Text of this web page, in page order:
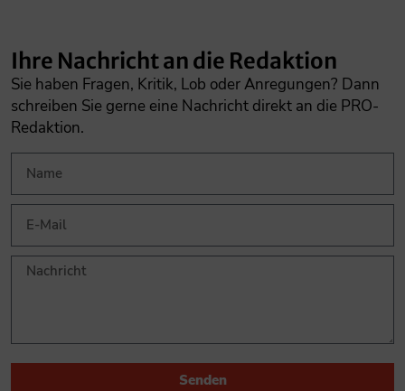
Ihre Nachricht an die Redaktion
Sie haben Fragen, Kritik, Lob oder Anregungen? Dann
schreiben Sie gerne eine Nachricht direkt an die PRO-
Redaktion.
Senden